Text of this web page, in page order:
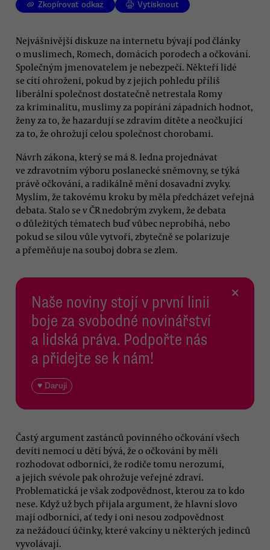
Zkopírovat odkaz Vytisknout
Nejvášnivější diskuze na internetu bývají pod články
o muslimech, Romech, domácích porodech a očkování.
Společným jmenovatelem je nebezpečí. Někteří lidé
se cítí ohroženi, pokud by z jejich pohledu příliš
liberální společnost dostatečně netrestala Romy
za kriminalitu, muslimy za popírání západních hodnot,
ženy za to, že hazardují se zdravím dítěte a neočkující
za to, že ohrožují celou společnost chorobami.
Návrh zákona, který se má 8. ledna projednávat
ve zdravotním výboru poslanecké sněmovny, se týká
právě očkování, a radikálně mění dosavadní zvyky.
Myslím, že takovému kroku by měla předcházet veřejná
debata. Stalo se v ČR nedobrým zvykem, že debata
o důležitých tématech buď vůbec neprobíhá, nebo
pokud se silou vůle vytvoří, zbytečně se polarizuje
a přeměňuje na souboj dobra se zlem.
Naše noviny stojí v první linii
boje za svobodné novinářství
a lidská práva. Podpořte nás
a přidejte se k nám!
♥ Daruji
×
Častý argument zastánců povinného očkování všech
devíti nemocí u dětí bývá, že o očkování by měli
rozhodovat odborníci, že rodiče tomu nerozumí,
a jejich svévole pak ohrožuje veřejné zdraví.
Problematická je však zodpovědnost, kterou za to kdo
nese. Když už bych přijala argument, že hlavní slovo
mají odborníci, ať tedy i oni nesou zodpovědnost
za nežádoucí účinky, které vakcíny u některých jedinců
vyvolávají.